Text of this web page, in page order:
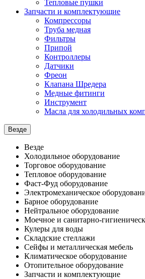
Тепловые пушки
Запчасти и комплектующие
Компрессоры
Труба медная
Фильтры
Припой
Контроллеры
Датчики
Фреон
Клапана Шредера
Медные фитинги
Инструмент
Масла для холодильных
Везде
Везде
Холодильное оборудование
Торговое оборудование
Тепловое оборудование
Фаст-Фуд оборудование
Электромеханическое
Барное оборудование
Нейтральное оборудование
Моечное и санитарно-
Кулеры для воды
Складские стеллажи
Сейфы и металлическая мебель
Климатическое оборудование
Отопительное оборудование
Запчасти и комплектующие